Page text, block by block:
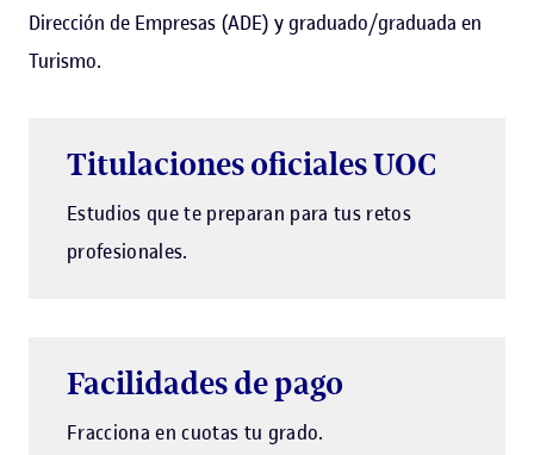
Dirección de Empresas (ADE) y graduado/graduada en
Turismo.
Titulaciones oficiales UOC
Estudios que te preparan para tus retos
profesionales.
Facilidades de pago
Fracciona en cuotas tu grado.